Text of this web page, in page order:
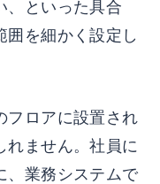
、といった具合
囲を細かく設定し
フロアに設置され
れません。社員に
、業務システムで